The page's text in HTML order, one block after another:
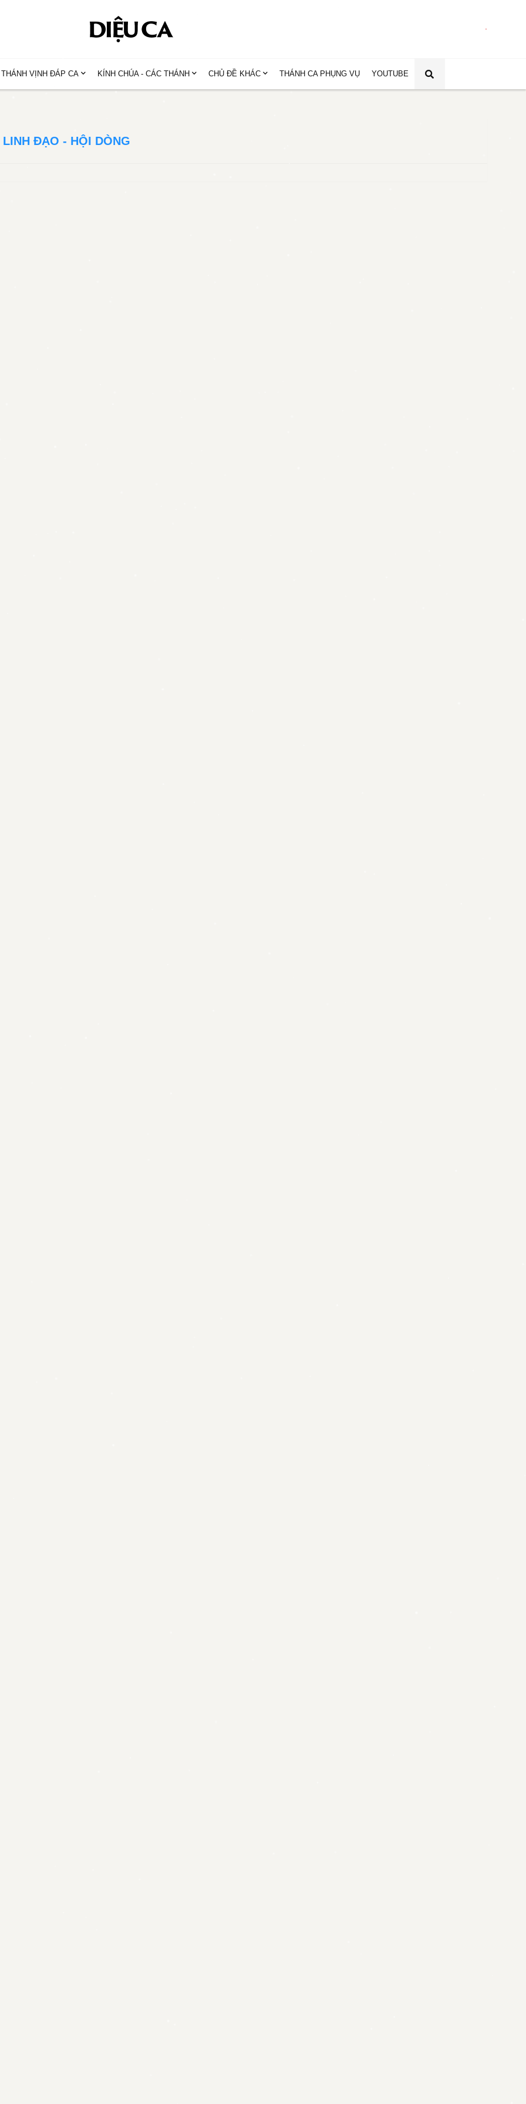
THÁNH VỊNH ĐÁP CA KÍNH CHÚA - CÁC THÁNH CHỦ ĐỀ KHÁC THÁNH CA PHỤNG VỤ YOUTUBE
LINH ĐẠO - HỘI DÒNG